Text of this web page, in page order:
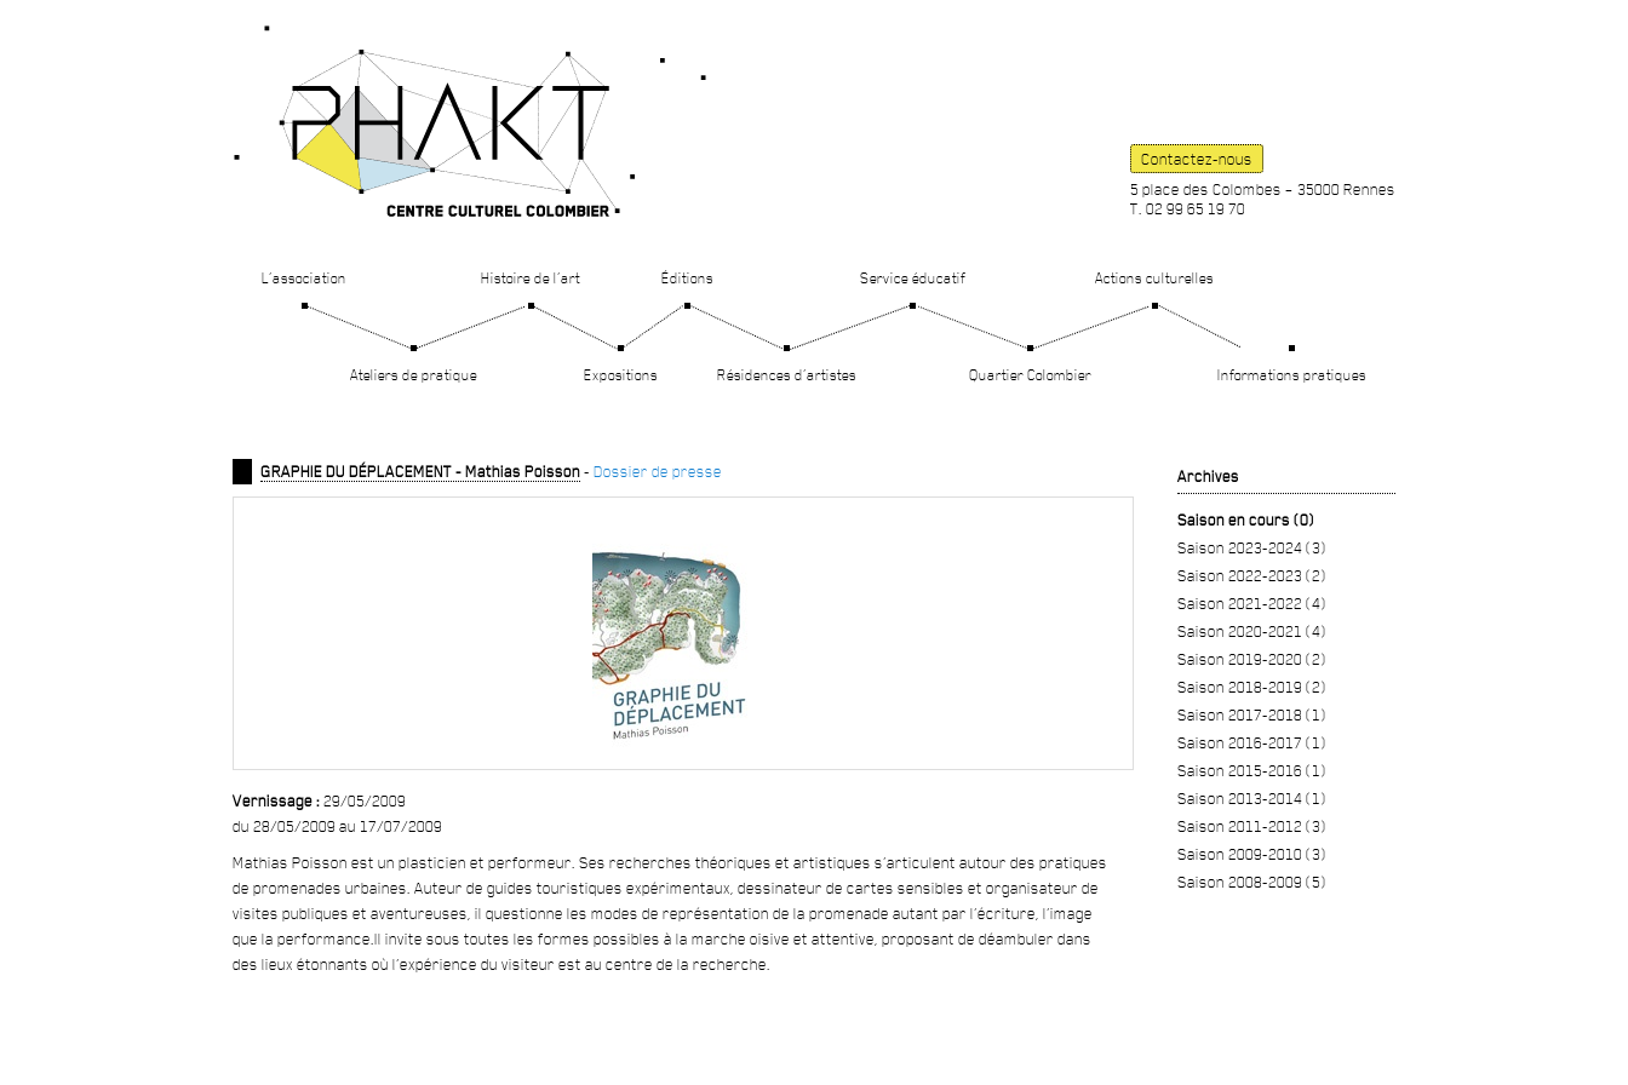
Contactez-nous
5 place des Colombes – 35000 Rennes
T. 02 99 65 19 70
L’association
Ateliers de pratique
Histoire de l’art
Expositions
Éditions
Résidences d’artistes
Service éducatif
Quartier Colombier
Actions culturelles
Informations pratiques
GRAPHIE DU DÉPLACEMENT - Mathias Poisson- Dossier de presse
Vernissage :29/05/2009
du 28/05/2009 au 17/07/2009
Mathias Poisson est un plasticien et performeur. Ses recherches théoriques et artistiques s’articulent autour des pratiques
de promenades urbaines. Auteur de guides touristiques expérimentaux, dessinateur de cartes sensibles et organisateur de
visites publiques et aventureuses, il questionne les modes de représentation de la promenade autant par l’écriture, l’image
que la performance.Il invite sous toutes les formes possibles à la marche oisive et attentive, proposant de déambuler dans
des lieux étonnants où l’expérience du visiteur est au centre de la recherche.
Archives
Saison en cours (0)
Saison 2023-2024 (3)
Saison 2022-2023 (2)
Saison 2021-2022 (4)
Saison 2020-2021 (4)
Saison 2019-2020 (2)
Saison 2018-2019 (2)
Saison 2017-2018 (1)
Saison 2016-2017 (1)
Saison 2015-2016 (1)
Saison 2013-2014 (1)
Saison 2011-2012 (3)
Saison 2009-2010 (3)
Saison 2008-2009 (5)